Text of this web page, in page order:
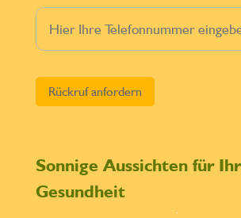
Sonnige Aussichten für
Gesundheit